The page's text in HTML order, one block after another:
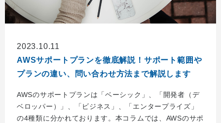
2023.10.11
AWSサポートプランを徹底解説！サポート範囲や
プランの違い、問い合わせ方法まで解説します
AWSのサポートプランは「ベーシック」、「開発者（デ
ベロッパー）」、「ビジネス」、「エンタープライズ」
の4種類に分かれております。本コラムでは、AWSのサポ